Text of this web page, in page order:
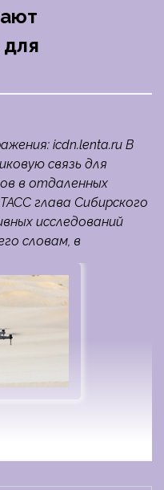
для
icdn.lenta.ru В
связь для
в отдаленных
глава Сибирского
исследований
словам, в